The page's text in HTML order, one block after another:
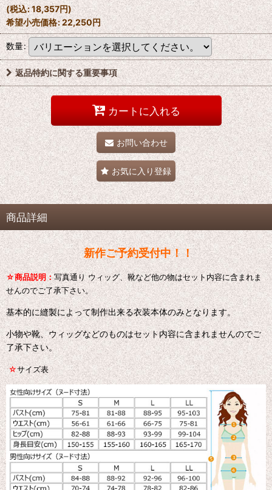
(税込:18,357円)
希望小売価格:22,250円
数量:
返品特約に関する重要事項
カートに入れる
お問い合わせ
お気に入り登録
商品詳細
新作ご予約受付中！！
☆商品説明：写真通り ウィッグ、靴など他の物はセット内容に含まれま
せんのでご了承下さい。
基本的に縫製によって制作出来る衣装本体のみとなります。
小物や靴、ウィッグなどのものはセット内容に含まれませんのでご
了承下さい。
☆サイズ表